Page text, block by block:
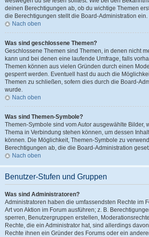
deinen Berechtigungen ab, ob du wichtige Themen
die Berechtigungen stellt die Board-Administration ein.
Nach oben
Was sind geschlossene Themen?
Geschlossene Themen sind Themen, in denen nicht
kann und bei denen eine laufende Umfrage, falls
Themen können aus vielen Gründen durch einen
gesperrt werden. Eventuell hast du auch die
Themen zu schließen, sofern dies durch die Board-
wurde.
Nach oben
Was sind Themen-Symbole?
Themen-Symbole sind vom Autor ausgewählte Bilder,
Thema in Verbindung stehen können, um dessen
können. Die Möglichkeit, Themen-Symbole zu
Berechtigungen ab, die die Board-Administration
Nach oben
Benutzer-Stufen und Gruppen
Was sind Administratoren?
Administratoren haben die umfassendsten Rechte im
Art von Aktion im Forum ausführen; z. B.
sperren, Benutzergruppen erstellen,
Rechte, die ein Administrator hat, sind allerdings
Rechte ihnen ein Gründer des Forums oder ein